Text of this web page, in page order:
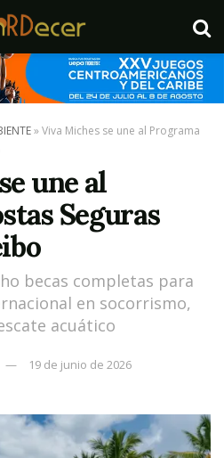
»Viva Miches se une al Programa
une al
Seguras
becas completas para
en socorrismo,
acuático
19 de junio de 2026